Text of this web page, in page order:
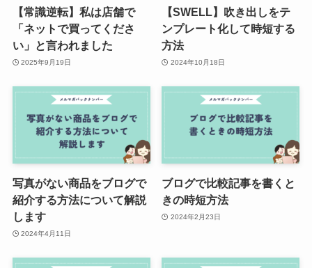
【常識逆転】私は店舗で
「ネットで買ってくださ
い」と言われました
2025年9月19日
【SWELL】吹き出しをテ
ンプレート化して時短する
方法
2024年10月18日
写真がない商品をブログで
紹介する方法について解説
します
2024年4月11日
ブログで比較記事を書くと
きの時短方法
2024年2月23日